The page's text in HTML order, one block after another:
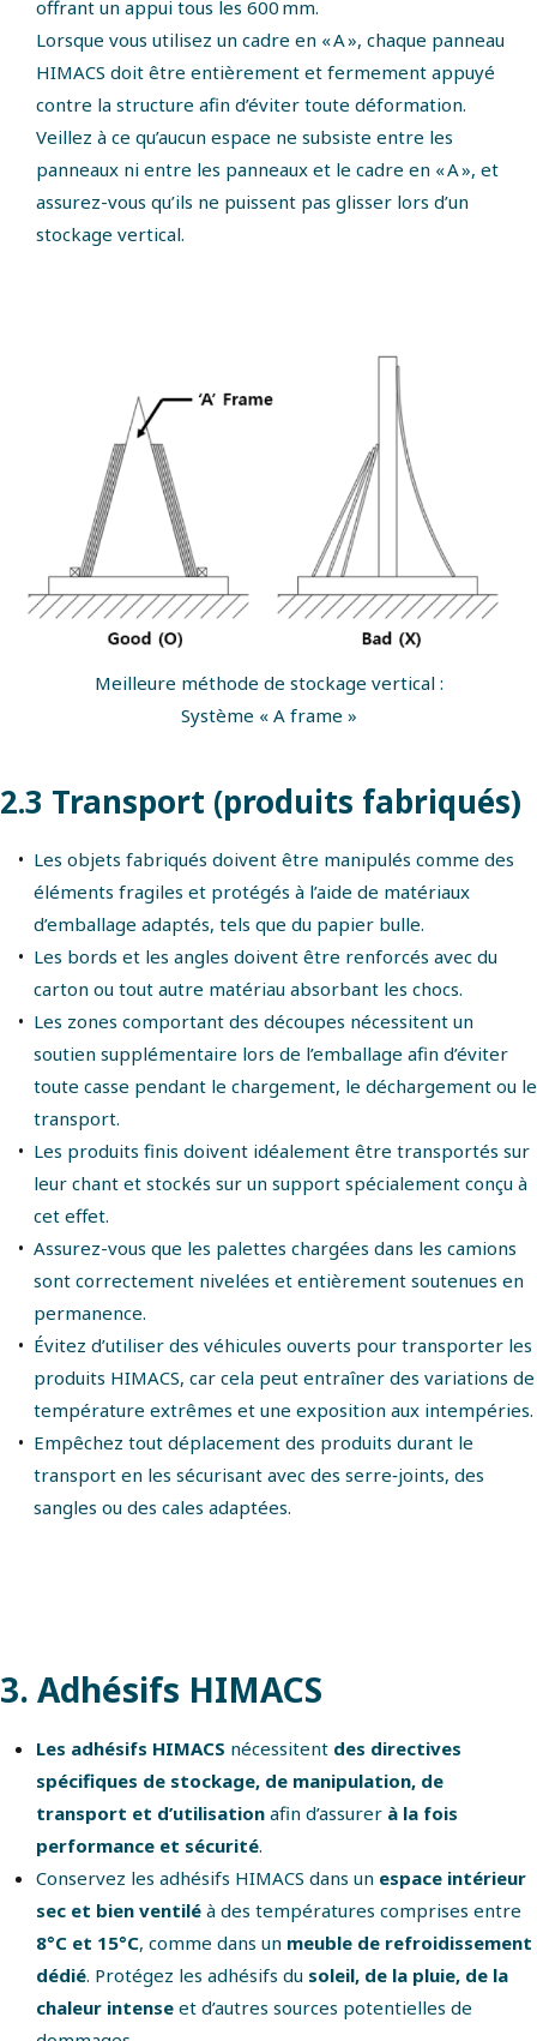
offrant un appui tous les 600 mm.
Lorsque vous utilisez un cadre en « A », chaque panneau
HIMACS doit être entièrement et fermement appuyé
contre la structure afin d’éviter toute déformation.
Veillez à ce qu’aucun espace ne subsiste entre les
panneaux ni entre les panneaux et le cadre en « A », et
assurez-vous qu’ils ne puissent pas glisser lors d’un
stockage vertical.
Meilleure méthode de stockage vertical :
Système « A frame »
2.3 Transport (produits fabriqués)
Les objets fabriqués doivent être manipulés comme des
éléments fragiles et protégés à l’aide de matériaux
d’emballage adaptés, tels que du papier bulle.
Les bords et les angles doivent être renforcés avec du
carton ou tout autre matériau absorbant les chocs.
Les zones comportant des découpes nécessitent un
soutien supplémentaire lors de l’emballage afin d’éviter
toute casse pendant le chargement, le déchargement ou le
transport.
Les produits finis doivent idéalement être transportés sur
leur chant et stockés sur un support spécialement conçu à
cet effet.
Assurez-vous que les palettes chargées dans les camions
sont correctement nivelées et entièrement soutenues en
permanence.
Évitez d’utiliser des véhicules ouverts pour transporter les
produits HIMACS, car cela peut entraîner des variations de
température extrêmes et une exposition aux intempéries.
Empêchez tout déplacement des produits durant le
transport en les sécurisant avec des serre‑joints, des
sangles ou des cales adaptées.
3. Adhésifs HIMACS
Les adhésifs HIMACS nécessitent des directives
spécifiques de stockage, de manipulation, de
transport et d’utilisation afin d’assurer à la fois
performance et sécurité.
Conservez les adhésifs HIMACS dans un espace intérieur
sec et bien ventilé à des températures comprises entre
8°C et 15°C, comme dans un meuble de refroidissement
dédié. Protégez les adhésifs du soleil, de la pluie, de la
chaleur intense et d’autres sources potentielles de